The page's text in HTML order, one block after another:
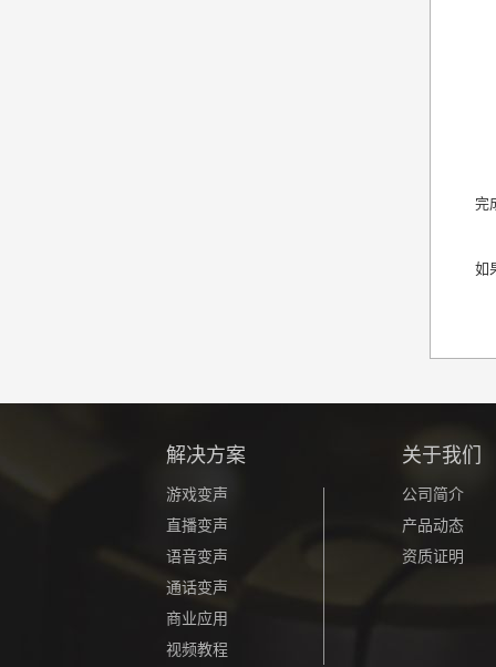
完
如
解决方案
游戏变声
直播变声
语音变声
通话变声
商业应用
视频教程
关于我们
公司简介
产品动态
资质证明